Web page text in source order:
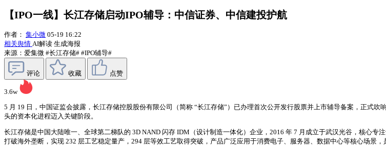
【IPO一线】长江存储启动IPO辅导：中信证券、中信建投护航
作者： 集小微 05-19 16:22
相关舆情 AI解读 生成海报
来源：爱集微 #长江存储# #IPO辅导#
评论 收藏 点赞
3.6w
5 月 19 日，中国证监会披露，长江存储控股股份有限公司（简称 “长江存储”）已办理首次公开发行股票并上市辅导备案，正式
头的资本化进程迈入关键阶段。
长江存储是中国大陆唯一、全球第二梯队的 3D NAND 闪存 IDM（设计制造一体化）企业，2016 年 7 月成立于武汉光谷，核心
打破海外垄断，实现 232 层工艺稳定量产，294 层等效工艺取得突破，产品广泛应用于消费电子、服务器、数据中心等核心场景，